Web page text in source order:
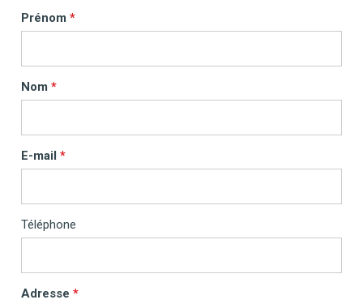
Prénom
Nom
E-mail
Téléphone
Adresse